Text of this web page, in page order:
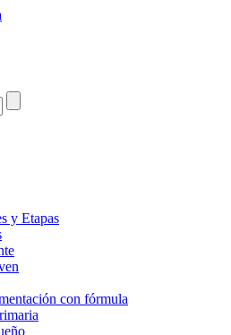
y Etapas
con fórmula